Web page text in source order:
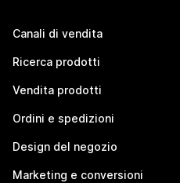
Canali di vendita
Ricerca prodotti
Vendita prodotti
Ordini e spedizioni
Design del negozio
Marketing e conversioni